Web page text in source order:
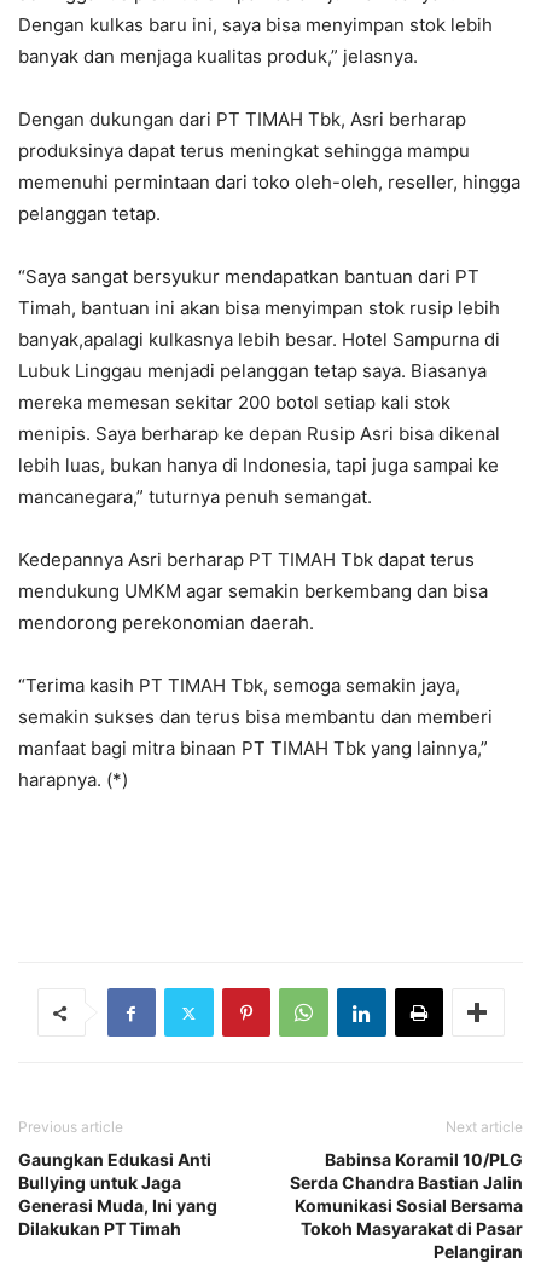
Dengan kulkas baru ini, saya bisa menyimpan stok lebih
banyak dan menjaga kualitas produk,” jelasnya.
Dengan dukungan dari PT TIMAH Tbk, Asri berharap
produksinya dapat terus meningkat sehingga mampu
memenuhi permintaan dari toko oleh-oleh, reseller, hingga
pelanggan tetap.
“Saya sangat bersyukur mendapatkan bantuan dari PT
Timah, bantuan ini akan bisa menyimpan stok rusip lebih
banyak,apalagi kulkasnya lebih besar. Hotel Sampurna di
Lubuk Linggau menjadi pelanggan tetap saya. Biasanya
mereka memesan sekitar 200 botol setiap kali stok
menipis. Saya berharap ke depan Rusip Asri bisa dikenal
lebih luas, bukan hanya di Indonesia, tapi juga sampai ke
mancanegara,” tuturnya penuh semangat.
Kedepannya Asri berharap PT TIMAH Tbk dapat terus
mendukung UMKM agar semakin berkembang dan bisa
mendorong perekonomian daerah.
“Terima kasih PT TIMAH Tbk, semoga semakin jaya,
semakin sukses dan terus bisa membantu dan memberi
manfaat bagi mitra binaan PT TIMAH Tbk yang lainnya,”
harapnya. (*)
Previous article
Gaungkan Edukasi Anti
Bullying untuk Jaga
Generasi Muda, Ini yang
Dilakukan PT Timah
Next article
Babinsa Koramil 10/PLG
Serda Chandra Bastian Jalin
Komunikasi Sosial Bersama
Tokoh Masyarakat di Pasar
Pelangiran